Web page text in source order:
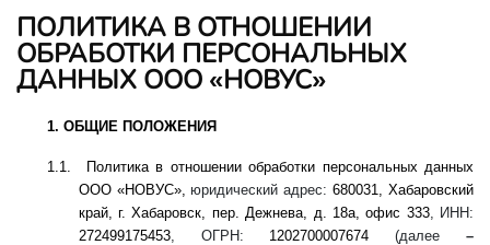
ПОЛИТИКА В ОТНОШЕНИИ
ОБРАБОТКИ ПЕРСОНАЛЬНЫХ
ДАННЫХ ООО «НОВУС»
1.ОБЩИЕ ПОЛОЖЕНИЯ
1.1.
Политика в отношении обработки персональных данных
ООО «НОВУС», юридический адрес:680031, Хабаровский
край, г. Хабаровск, пер. Дежнева, д. 18а, офис 333, ИНН:
272499175453, ОГРН: 1202700007674 (далее –